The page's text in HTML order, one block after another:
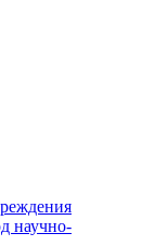
научно-